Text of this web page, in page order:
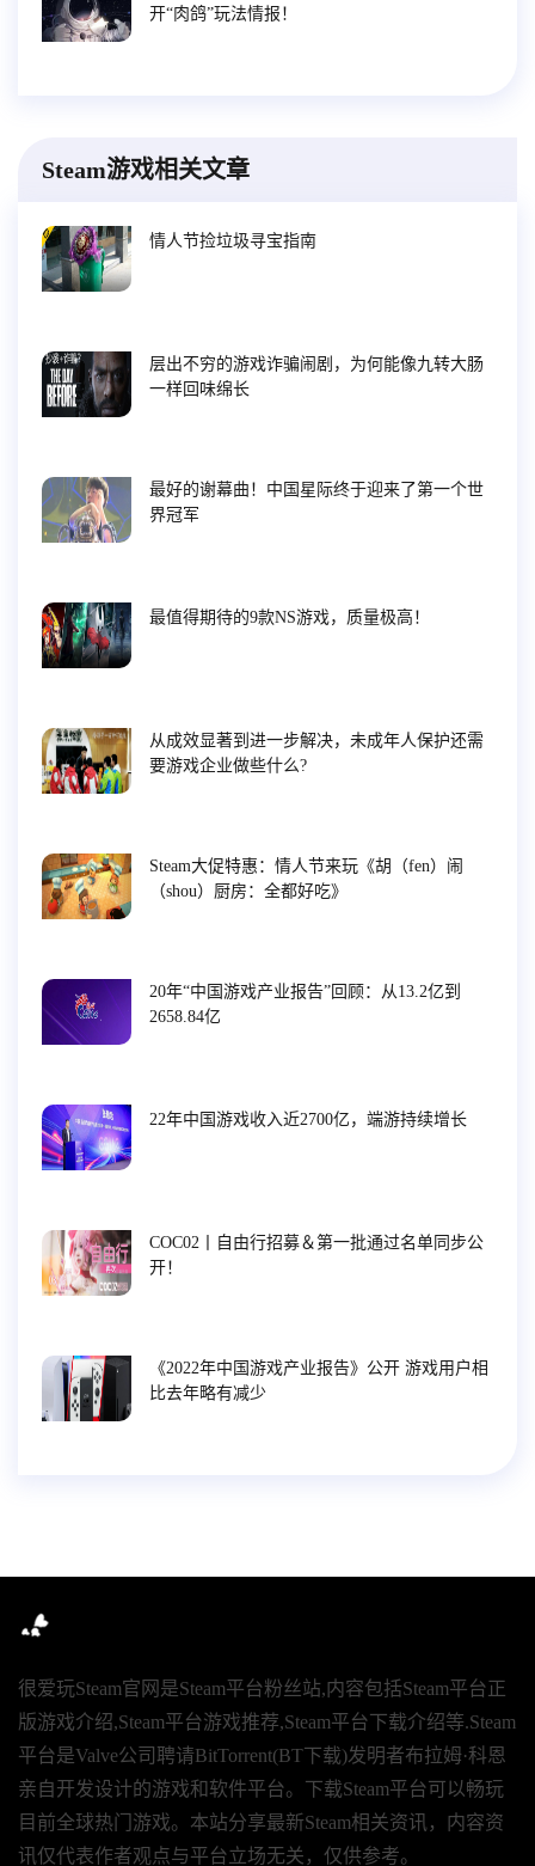
开“肉鸽”玩法情报！
Steam游戏相关文章
情人节捡垃圾寻宝指南
层出不穷的游戏诈骗闹剧，为何能像九转大肠
一样回味绵长
最好的谢幕曲！中国星际终于迎来了第一个世
界冠军
最值得期待的9款NS游戏，质量极高！
从成效显著到进一步解决，未成年人保护还需
要游戏企业做些什么?
Steam大促特惠：情人节来玩《胡（fen）闹
（shou）厨房：全都好吃》
20年“中国游戏产业报告”回顾：从13.2亿到
2658.84亿
22年中国游戏收入近2700亿，端游持续增长
COC02丨自由行招募＆第一批通过名单同步公
开！
《2022年中国游戏产业报告》公开 游戏用户相
比去年略有减少
很爱玩Steam官网是Steam平台粉丝站,内容包括Steam平台正
版游戏介绍,Steam平台游戏推荐,Steam平台下载介绍等.Steam
平台是Valve公司聘请BitTorrent(BT下载)发明者布拉姆·科恩
亲自开发设计的游戏和软件平台。下载Steam平台可以畅玩
目前全球热门游戏。本站分享最新Steam相关资讯，内容资
讯仅代表作者观点与平台立场无关，仅供参考。